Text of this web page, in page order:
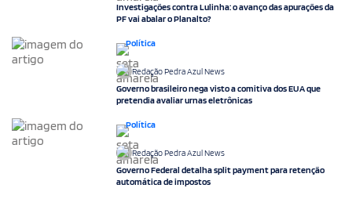
Investigações contra Lulinha: o avanço das apurações da
PF vai abalar o Planalto?
Política
Redação Pedra Azul News
Governo brasileiro nega visto a comitiva dos EUA que
pretendia avaliar urnas eletrônicas
Política
Redação Pedra Azul News
Governo Federal detalha split payment para retenção
automática de impostos